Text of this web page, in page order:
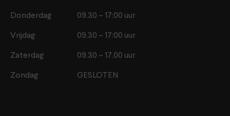
Donderdag 09.30 – 17:00 uur
Vrijdag 09.30 – 17:00 uur
Zaterdag 09.30 – 17.00 uur
Zondag GESLOTEN